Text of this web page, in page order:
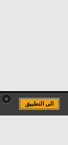
×
الى التطبيق